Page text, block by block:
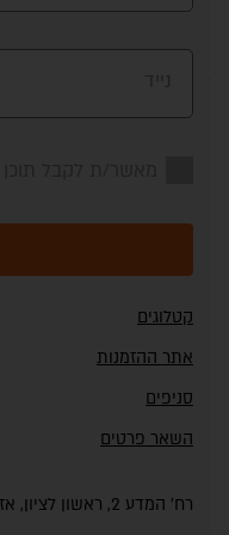
קטלוגים
אתר ההזמנות
סניפים
השאר פרטים
רח' המדע 2, ראשון לציון, אזור תעשייה מעוין שורק